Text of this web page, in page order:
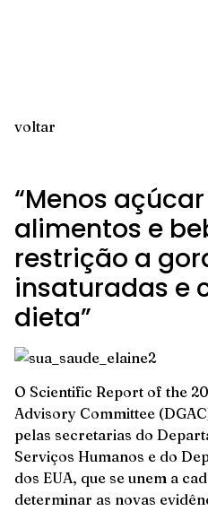
voltar
“Menos
alimentos e
restrição a
insaturadas e
dieta”
O Scientific Report of the
Advisory Committee
pelas secretarias do
Serviços Humanos e do
dos EUA, que se unem a
determinar as novas